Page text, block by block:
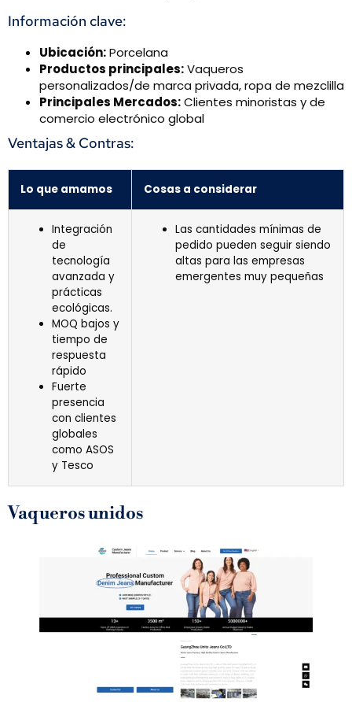
Información clave:
Ubicación:Porcelana
Productos principales:Vaqueros
personalizados/de marca privada, ropa de mezclilla
Principales Mercados:Clientes minoristas y de
comercio electrónico global
Ventajas & Contras:
Lo que amamos Cosas a considerar
Integración
de
tecnología
avanzada y
prácticas
ecológicas.
MOQ bajos y
tiempo de
respuesta
rápido
Fuerte
presencia
con clientes
globales
como ASOS
y Tesco
Las cantidades mínimas de
pedido pueden seguir siendo
altas para las empresas
emergentes muy pequeñas
Vaqueros unidos